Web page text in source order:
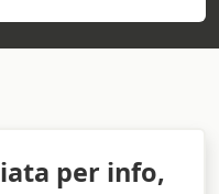
per info,